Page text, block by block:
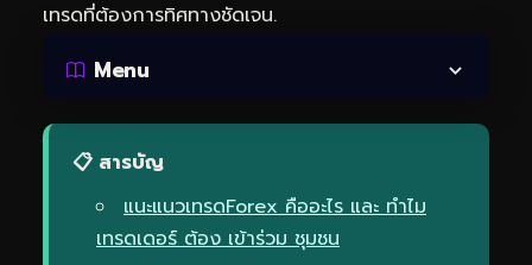
เทรดที่ต้องการทิศทางชัดเจน.
Menu
📋 สารบัญ
แนะแนวเทรดForex คืออะไร และ ทำไม
เทรดเดอร์ ต้อง เข้าร่วม ชุมชน